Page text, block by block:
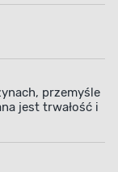
przemyśle
jest trwałość i